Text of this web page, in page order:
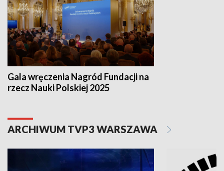
Gala wręczenia Nagród Fundacji na
rzecz Nauki Polskiej 2025
ARCHIWUM TVP3 WARSZAWA